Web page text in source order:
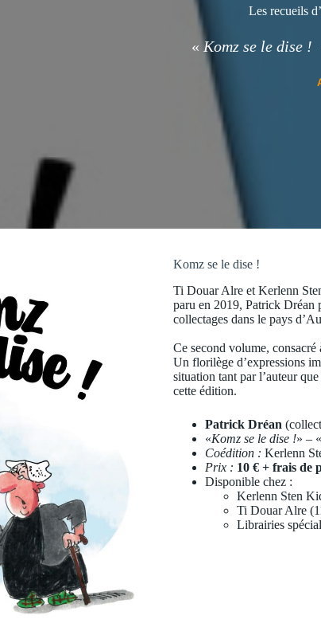
Les recueils
« Komz se le dise !
Komz se le dise !
Ti Douar Alre et Kerlenn
paru en 2019, Patrick Dréan
collectages dans le pays
Ce second volume,
Un florilège d’expressions
situation tant par l’auteur
cette édition.
Patrick Dréan
«Komz se le dise !» –
Coédition : Kerlenn
Prix : 10 € + frais de
Disponible chez :
Kerlenn Sten
Ti Douar Alre
Librairies